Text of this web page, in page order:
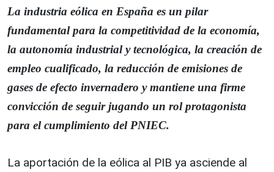
La industria eólica en España es un pilar
fundamental para la competitividad de la economía,
la autonomía industrial y tecnológica, la creación de
empleo cualificado, la reducción de emisiones de
gases de efecto invernadero y mantiene una firme
convicción de seguir jugando un rol protagonista
para el cumplimiento del PNIEC.
La aportación de la eólica al PIB ya asciende al